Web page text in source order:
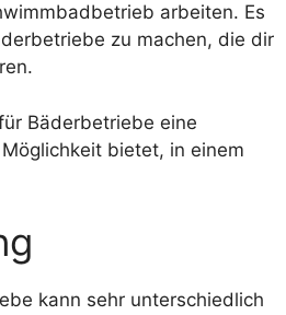
arbeiten. Es
zu machen, die dir
Bäderbetriebe eine
bietet, in einem
kann sehr unterschiedlich